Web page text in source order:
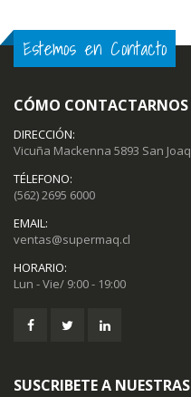
Estemos en Contacto
CÓMO CONTACTARNOS
DIRECCIÓN:
Vicuña Mackenna 5893 San
TÉLEFONO:
(562) 2695 6000
EMAIL:
ventas@supermaq.cl
HORARIO:
Lun - Vie/ 9:00 - 19:00
SUSCRIBETE A